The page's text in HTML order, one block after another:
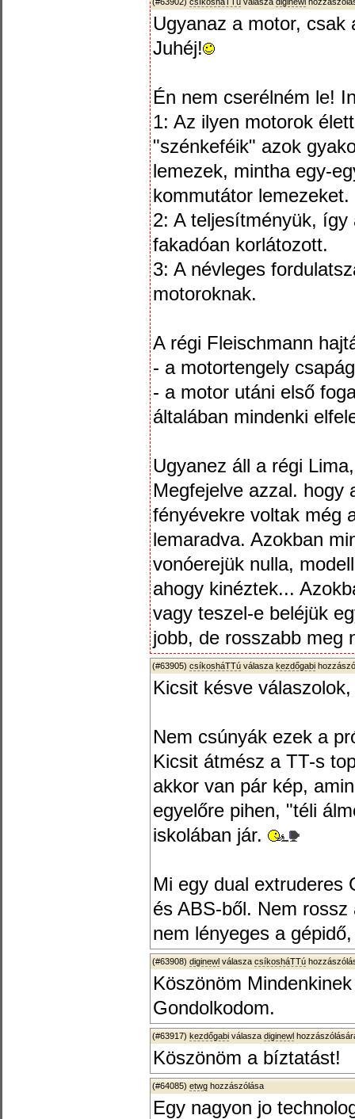
Ugyanaz a motor, csak
Juhéj!
Én nem cserélném le!
1: Az ilyen motorok
"szénkeféik" azok
lemezek, mintha egy-
kommutátor lemezeket.
2: A teljesítményük,
fakadóan korlátozott.
3: A névleges
motoroknak.
A régi Fleischmann
- a motortengely
- a motor utáni első
általában mindenki
Ugyanez áll a régi
Megfejelve azzal. hogy
fényévekre voltak még
lemaradva. Azokban
vonóerejük nulla,
ahogy kinéztek...
vagy teszel-e beléjük
jobb, de rosszabb meg
(#63905) csíkosháTTú válasza kezdőgabi
Kicsit késve
Nem csúnyák ezek a
Kicsit átmész a TT-s
akkor van pár kép,
egyelőre pihen, "téli
iskolában jár.
Mi egy dual extruderes
és ABS-ből. Nem
nem lényeges a
(#63908) diginewl válasza csíkosháTTú
Köszönöm
Gondolkodom.
(#63917) kezdőgabi válasza diginewl
Köszönöm a bíztatást!
(#64085) etwg hozzászólása
Egy nagyon jo